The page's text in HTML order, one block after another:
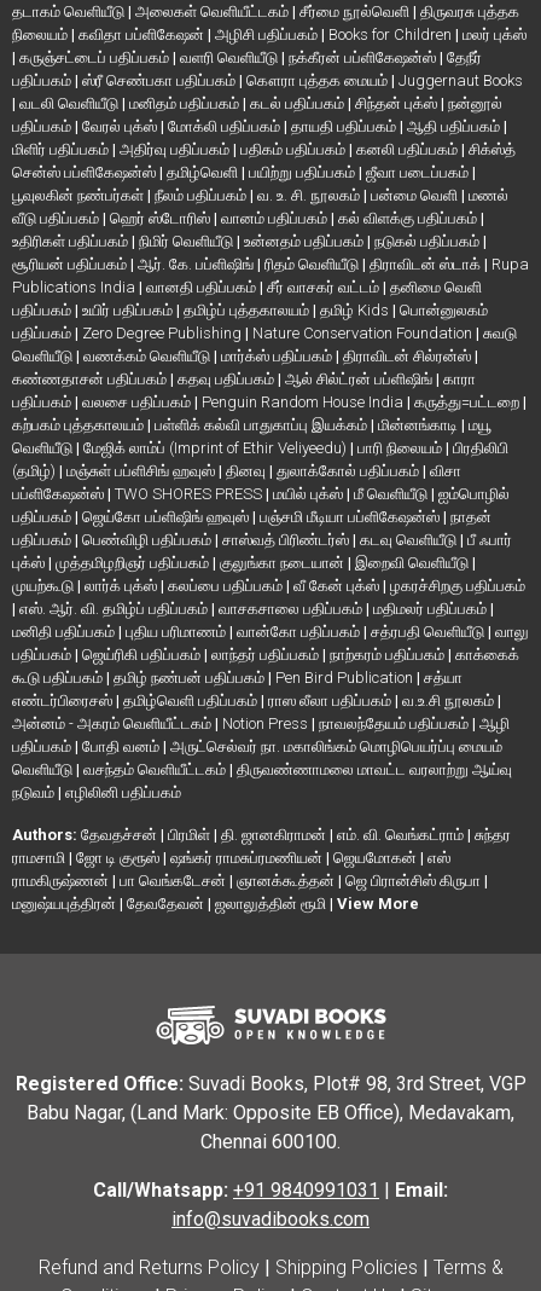
தடாகம் வெளியீடு | அலைகள் வெளியீட்டகம் | சீர்மை நூல்வெளி | திருவரசு புத்தக
நிலையம் | கவிதா பப்ளிகேஷன் | அழிசி பதிப்பகம் | Books for Children | மலர் புக்ஸ்
| கருஞ்சட்டைப் பதிப்பகம் | வளரி வெளியீடு | நக்கீரன் பப்ளிகேஷன்ஸ் | தேநீர்
பதிப்பகம் | ஸ்ரீ செண்பகா பதிப்பகம் | கௌரா புத்தக மையம் | Juggernaut Books
| வடலி வெளியீடு | மனிதம் பதிப்பகம் | கடல் பதிப்பகம் | சிந்தன் புக்ஸ் | நன்னூல்
பதிப்பகம் | வேரல் புக்ஸ் | மோக்லி பதிப்பகம் | தாயதி பதிப்பகம் | ஆதி பதிப்பகம் |
மிளிர் பதிப்பகம் | அதிர்வு பதிப்பகம் | பதிகம் பதிப்பகம் | கனலி பதிப்பகம் | சிக்ஸ்த்
சென்ஸ் பப்ளிகேஷன்ஸ் | தமிழ்வெளி | பயிற்று பதிப்பகம் | ஜீவா படைப்பகம் |
பூவுலகின் நண்பர்கள் | நீலம் பதிப்பகம் | வ. உ. சி. நூலகம் | பன்மை வெளி | மணல்
வீடு பதிப்பகம் | ஹெர் ஸ்டோரிஸ் | வானம் பதிப்பகம் | கல் விளக்கு பதிப்பகம் |
உதிரிகள் பதிப்பகம் | நிமிர் வெளியீடு | உன்னதம் பதிப்பகம் | நடுகல் பதிப்பகம் |
சூரியன் பதிப்பகம் | ஆர். கே. பப்ளிஷிங் | ரிதம் வெளியீடு | திராவிடன் ஸ்டாக் | Rupa
Publications India | வானதி பதிப்பகம் | சீர் வாசகர் வட்டம் | தனிமை வெளி
பதிப்பகம் | உயிர் பதிப்பகம் | தமிழ்ப் புத்தகாலயம் | தமிழ் Kids | பொன்னுலகம்
பதிப்பகம் | Zero Degree Publishing | Nature Conservation Foundation | சுவடு
வெளியீடு | வணக்கம் வெளியீடு | மார்க்ஸ் பதிப்பகம் | திராவிடன் சில்ரன்ஸ் |
கண்ணதாசன் பதிப்பகம் | கதவு பதிப்பகம் | ஆல் சில்ட்ரன் பப்ளிஷிங் | காரா
பதிப்பகம் | வலசை பதிப்பகம் | Penguin Random House India | கருத்து=பட்டறை |
கற்பகம் புத்தகாலயம் | பள்ளிக் கல்வி பாதுகாப்பு இயக்கம் | மின்னங்காடி | மயூ
வெளியீடு | மேஜிக் லாம்ப் (Imprint of Ethir Veliyeedu) | பாரி நிலையம் | பிரதிலிபி
(தமிழ்) | மஞ்சுள் பப்ளிசிங் ஹவுஸ் | தினவு | துலாக்கோல் பதிப்பகம் | விசா
பப்ளிகேஷன்ஸ் | TWO SHORES PRESS | மயில் புக்ஸ் | மீ வெளியீடு | ஐம்பொழில்
பதிப்பகம் | ஜெய்கோ பப்ளிஷிங் ஹவுஸ் | பஞ்சமி மீடியா பப்ளிகேஷன்ஸ் | நாதன்
பதிப்பகம் | பெண்விழி பதிப்பகம் | சாஸ்வத் பிரிண்டர்ஸ் | கடவு வெளியீடு | பீ ஃபார்
புக்ஸ் | முத்தமிழறிஞர் பதிப்பகம் | குலுங்கா நடையான் | இறைவி வெளியீடு |
முயற்கூடு | லார்க் புக்ஸ் | கலப்பை பதிப்பகம் | வீ கேன் புக்ஸ் | ழகரச்சிறகு பதிப்பகம்
| எஸ். ஆர். வி. தமிழ்ப் பதிப்பகம் | வாசகசாலை பதிப்பகம் | மதிமலர் பதிப்பகம் |
மனிதி பதிப்பகம் | புதிய பரிமாணம் | வான்கோ பதிப்பகம் | சத்ரபதி வெளியீடு | வாலு
பதிப்பகம் | ஜெய்ரிகி பதிப்பகம் | லாந்தர் பதிப்பகம் | நாற்கரம் பதிப்பகம் | காக்கைக்
கூடு பதிப்பகம் | தமிழ் நண்பன் பதிப்பகம் | Pen Bird Publication | சத்யா
எண்டர்பிரைசஸ் | தமிழ்வெளி பதிப்பகம் | ராஸ லீலா பதிப்பகம் | வ.உ.சி நூலகம் |
அன்னம் - அகரம் வெளியீட்டகம் | Notion Press | நாவலந்தேயம் பதிப்பகம் | ஆழி
பதிப்பகம் | போதி வனம் | அருட்செல்வர் நா. மகாலிங்கம் மொழிபெயர்ப்பு மையம்
வெளியீடு | வசந்தம் வெளியீட்டகம் | திருவண்ணாமலை மாவட்ட வரலாற்று ஆய்வு
நடுவம் | எழிலினி பதிப்பகம்
Authors: தேவதச்சன் | பிரமிள் | தி. ஜானகிராமன் | எம். வி. வெங்கட்ராம் | சுந்தர
ராமசாமி | ஜோ டி குரூஸ் | ஷங்கர் ராமசுப்ரமணியன் | ஜெயமோகன் | எஸ்
ராமகிருஷ்ணன் | பா வெங்கடேசன் | ஞானக்கூத்தன் | ஜெ பிரான்சிஸ் கிருபா |
மனுஷ்யபுத்திரன் | தேவதேவன் | ஜலாலுத்தின் ரூமி | View More
Registered Office: Suvadi Books, Plot# 98, 3rd Street, VGP
Babu Nagar, (Land Mark: Opposite EB Office), Medavakam,
Chennai 600100.
Call/Whatsapp: +91 9840991031 | Email:
info@suvadibooks.com
Refund and Returns Policy| Shipping Policies | Terms &